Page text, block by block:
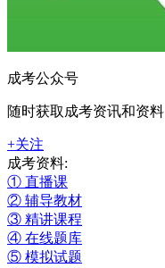
成考公众号
随时获取成考资讯和资料
+关注
成考资料:
① 直播课
② 辅导教材
③ 精讲课程
④ 在线题库
⑤ 模拟试题